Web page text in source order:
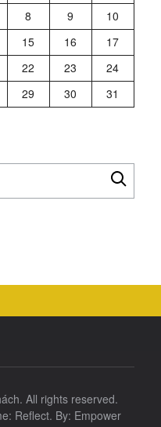
8 9
10
15 16
17
22 23
24
29 30
31
. All rights reserved.
Reflect. By: Empower